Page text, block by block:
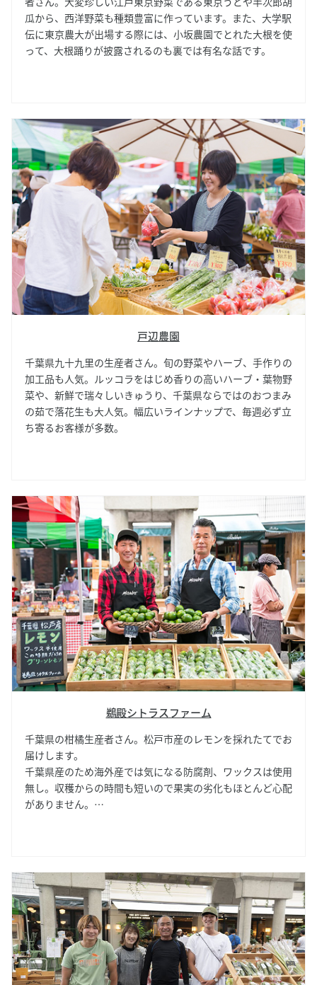
瓜から、西洋野菜も種類豊富に作っています。また、大学駅
伝に東京農大が出場する際には、小坂農園でとれた大根を使
って、大根踊りが披露されるのも裏では有名な話です。
戸辺農園
千葉県九十九里の生産者さん。旬の野菜やハーブ、手作りの
加工品も人気。ルッコラをはじめ香りの高いハーブ・葉物野
菜や、新鮮で瑞々しいきゅうり、千葉県ならではのおつまみ
の茹で落花生も大人気。幅広いラインナップで、毎週必ず立
ち寄るお客様が多数。
鵜殿シトラスファーム
千葉県の柑橘生産者さん。松戸市産のレモンを採れたてでお
届けします。
千葉県産のため海外産では気になる防腐剤、ワックスは使用
無し。収穫からの時間も短いので果実の劣化もほとんど心配
がありません。
色や味、香りが変わっていきます。この変化も楽しみ。